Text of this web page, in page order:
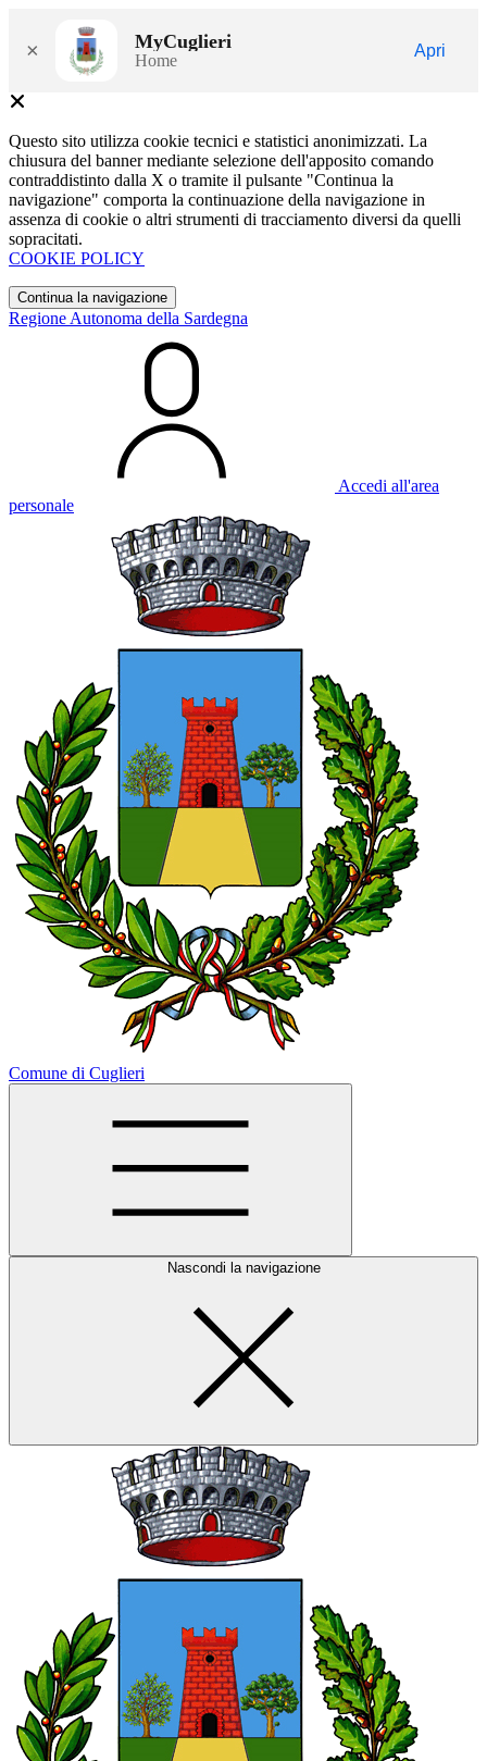
× MyCuglieri
Home
Apri
Questo sito utilizza cookie tecnici e statistici anonimizzati. La
chiusura del banner mediante selezione dell'apposito comando
contraddistinto dalla X o tramite il pulsante "Continua la
navigazione" comporta la continuazione della navigazione in
assenza di cookie o altri strumenti di tracciamento diversi da quelli
sopracitati.
COOKIE POLICY
Continua la navigazione
Regione Autonoma della Sardegna
Accedi all'area
personale
Comune di Cuglieri
Nascondi la navigazione